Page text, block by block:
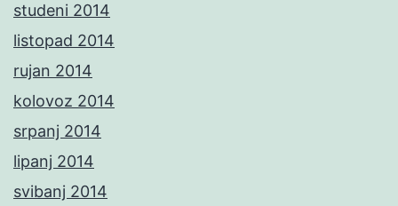
studeni 2014
listopad 2014
rujan 2014
kolovoz 2014
srpanj 2014
lipanj 2014
svibanj 2014